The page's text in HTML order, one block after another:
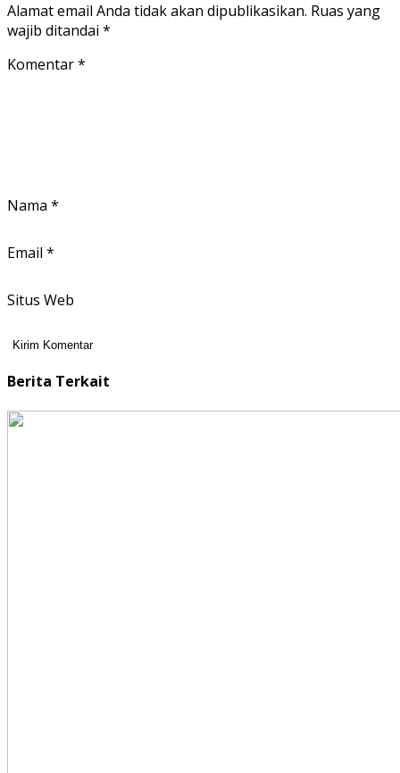
Alamat email Anda tidak akan dipublikasikan. Ruas yang
wajib ditandai *
Komentar*
Nama *
Email *
Situs Web
Berita Terkait